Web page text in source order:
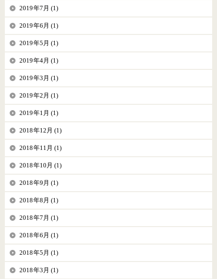
2019年7月 (1)
2019年6月 (1)
2019年5月 (1)
2019年4月 (1)
2019年3月 (1)
2019年2月 (1)
2019年1月 (1)
2018年12月 (1)
2018年11月 (1)
2018年10月 (1)
2018年9月 (1)
2018年8月 (1)
2018年7月 (1)
2018年6月 (1)
2018年5月 (1)
2018年3月 (1)